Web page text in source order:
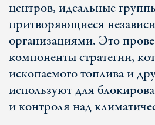
центров, идеальные
притворяющиеся
организациями. Это
компоненты стратегии,
ископаемого топлива и
используют для
и контроля над